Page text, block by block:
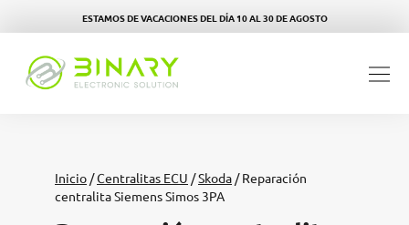
ESTAMOS DE VACACIONES DEL DÍA 10 AL 30 DE AGOSTO
Inicio /Centralitas ECU /Skoda / Reparación
centralita Siemens Simos 3PA